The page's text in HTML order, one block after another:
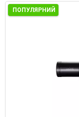
ПОПУЛЯРНИЙ